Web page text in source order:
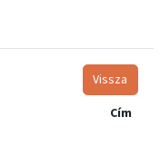
Vissza
Cím